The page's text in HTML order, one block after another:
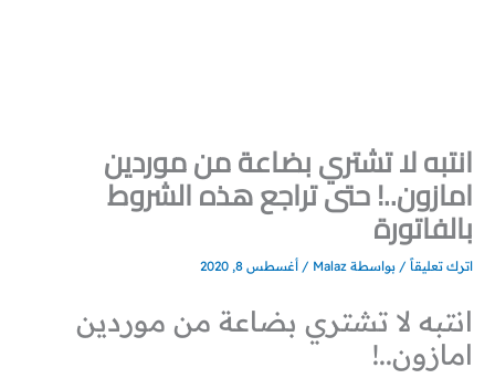
انتبه لا تشتري بضاعة من موردين
امازون..! حتى تراجع هذه الشروط
بالفاتورة
اترك تعليقاً / بواسطة Malaz
/ أغسطس 8, 2020
انتبه لا تشتري بضاعة من موردين
امازون..!